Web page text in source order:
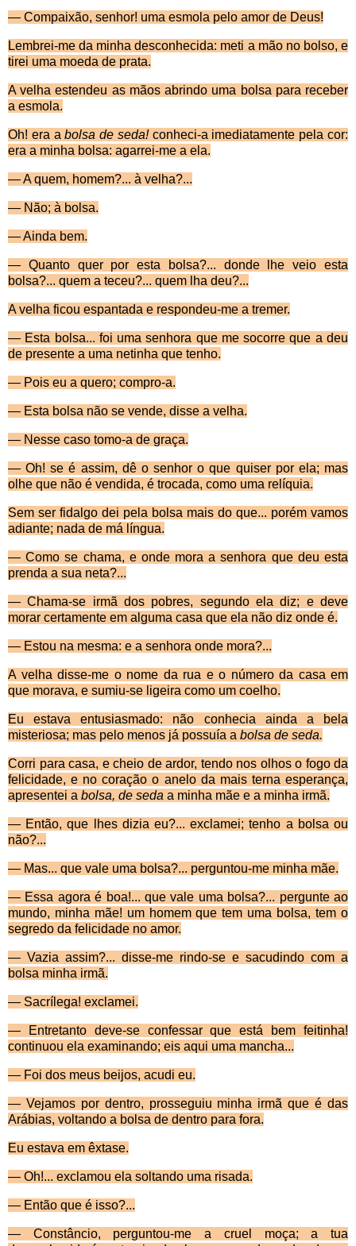
— Compaixão, senhor! uma esmola pelo amor de Deus!
Lembrei-me da minha desconhecida: meti a mão no bolso, e
tirei uma moeda de prata.
A velha estendeu as mãos abrindo uma bolsa para receber
a esmola.
Oh! era abolsa de seda! conheci-a imediatamente pela cor:
era a minha bolsa: agarrei-me a ela.
— A quem, homem?... à velha?...
— Não; à bolsa.
— Ainda bem.
— Quanto quer por esta bolsa?... donde lhe veio esta
bolsa?... quem a teceu?... quem lha deu?...
A velha ficou espantada e respondeu-me a tremer.
— Esta bolsa... foi uma senhora que me socorre que a deu
de presente a uma netinha que tenho.
— Pois eu a quero; compro-a.
— Esta bolsa não se vende, disse a velha.
— Nesse caso tomo-a de graça.
— Oh! se é assim, dê o senhor o que quiser por ela; mas
olhe que não é vendida, é trocada, como uma relíquia.
Sem ser fidalgo dei pela bolsa mais do que... porém vamos
adiante; nada de má língua.
— Como se chama, e onde mora a senhora que deu esta
prenda a sua neta?...
— Chama-se irmã dos pobres, segundo ela diz; e deve
morar certamente em alguma casa que ela não diz onde é.
— Estou na mesma: e a senhora onde mora?...
A velha disse-me o nome da rua e o número da casa em
que morava, e sumiu-se ligeira como um coelho.
Eu estava entusiasmado: não conhecia ainda a bela
misteriosa; mas pelo menos já possuía a bolsa de seda.
Corri para casa, e cheio de ardor, tendo nos olhos o fogo da
felicidade, e no coração o anelo da mais terna esperança,
apresentei a bolsa, de seda a minha mãe e a minha irmã.
— Então, que lhes dizia eu?... exclamei; tenho a bolsa ou
não?...
— Mas... que vale uma bolsa?... perguntou-me minha mãe.
— Essa agora é boa!... que vale uma bolsa?... pergunte ao
mundo, minha mãe! um homem que tem uma bolsa, tem o
segredo da felicidade no amor.
— Vazia assim?... disse-me rindo-se e sacudindo com a
bolsa minha irmã.
— Sacrílega! exclamei.
— Entretanto deve-se confessar que está bem feitinha!
continuou ela examinando; eis aqui uma man­cha...
— Foi dos meus beijos, acudi eu.
— Vejamos por dentro, prosseguiu minha irmã que é das
Arábias, voltando a bolsa de dentro para fora.
Eu estava em êxtase.
— Oh!... exclamou ela soltando uma risada.
— Então que é isso?...
— Constâncio, perguntou-me a cruel moça; a tua